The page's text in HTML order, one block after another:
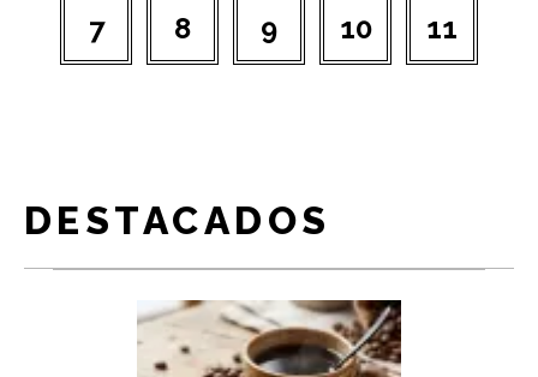
7 8 9 10 11
DESTACADOS